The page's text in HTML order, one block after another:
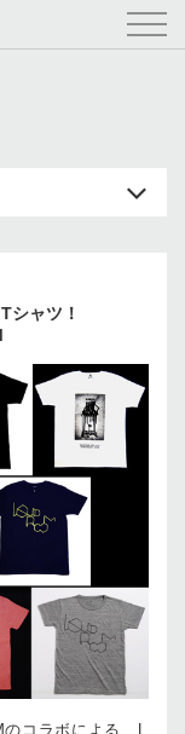
シャツ！
コラボによる、L